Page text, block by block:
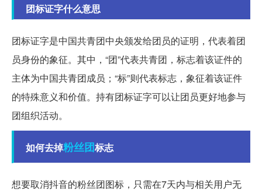
团标证字什么意思
团标证字是中国共青团中央颁发给团员的证明，代表着团
员身份的象征。其中，“团”代表共青团，标志着该证件的
主体为中国共青团成员；“标”则代表标志，象征着该证件
的特殊意义和价值。持有团标证字可以让团员更好地参与
团组织活动。
如何去掉粉丝团标志
想要取消抖音的粉丝团图标，只需在7天内与相关用户无